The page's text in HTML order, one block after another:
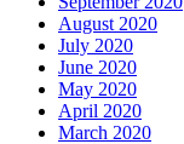
August 2020
July 2020
June 2020
May 2020
April 2020
March 2020